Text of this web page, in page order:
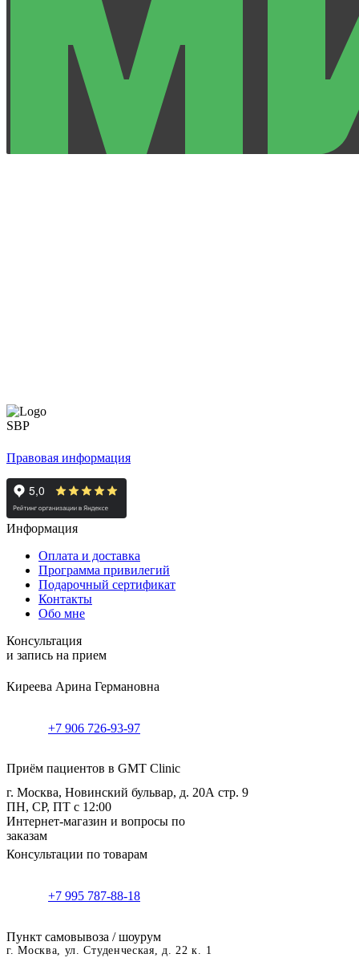
Правовая информация
Информация
Оплата и доставка
Программа привилегий
Подарочный сертификат
Контакты
Обо мне
Консультация
и запись на прием
Киреева Арина Германовна
+7 906 726-93-97
Приём пациентов в GMT Clinic
г. Москва, Новинский бульвар, д. 20А стр. 9
ПН, СР, ПТ с 12:00
Интернет-магазин и вопросы по
заказам
Консультации по товарам
+7 995 787-88-18
Пункт самовывоза / шоурум
г. Москва, ул. Студенческая, д. 22 к. 1